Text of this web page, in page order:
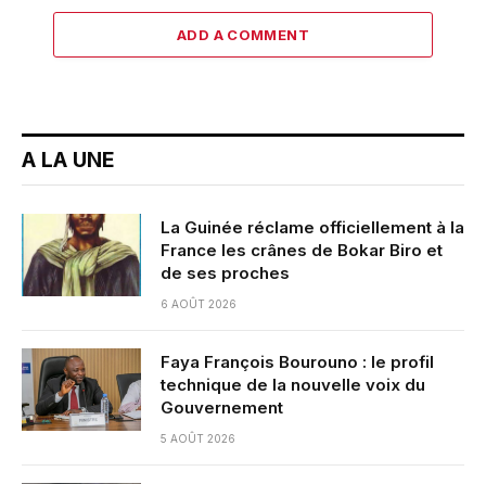
ADD A COMMENT
A LA UNE
La Guinée réclame officiellement à la
France les crânes de Bokar Biro et
de ses proches
6 AOÛT 2026
Faya François Bourouno : le profil
technique de la nouvelle voix du
Gouvernement
5 AOÛT 2026